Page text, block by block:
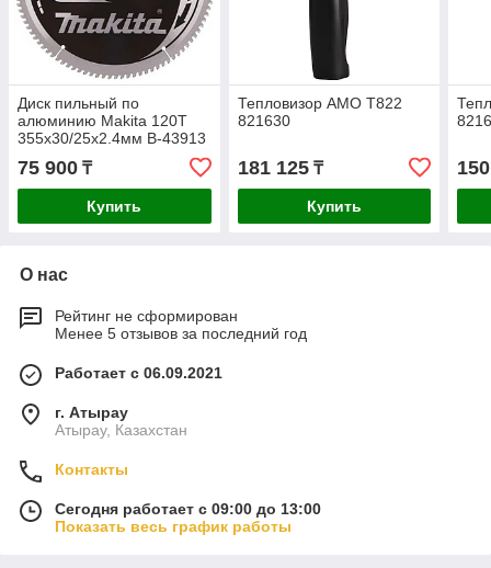
Диск пильный по
алюминию Makita 120T
355x30/25x2.4мм B-43913
75 900 ₸
Купить
Тепловизор AMO T822
821630
181 125₸
Купить
О нас
Рейтинг не сформирован
Менее 5 отзывов за последний год
Работает с 06.09.2021
г. Атырау
Атырау, Казахстан
Контакты
Сегодня работает с 09:00 до 13:00
Показать весь график работы